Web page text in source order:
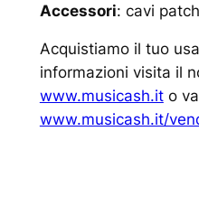
Accessori: cavi patch
Acquistiamo il tuo
informazioni visita il
www.musicash.ito
www.musicash.it/